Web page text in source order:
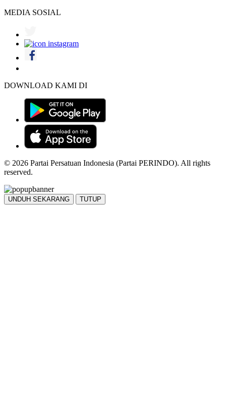
MEDIA SOSIAL
DOWNLOAD KAMI DI
© 2026 Partai Persatuan Indonesia (Partai PERINDO). All rights
reserved.
UNDUH SEKARANG TUTUP